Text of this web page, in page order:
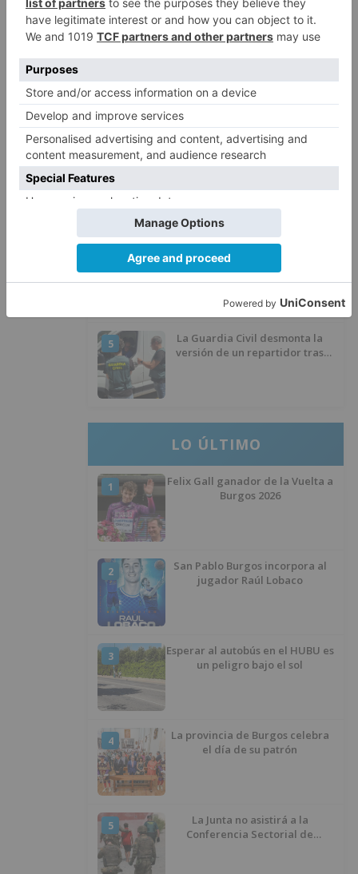
1
avisar otro conductor que se
había caído de la bicicleta
2
Villatoro da el primer paso para
dejar atrás su aislamiento con el
inicio de la senda peatonal y
ciclista
3
Un hombre de 80 años resulta
La provincia de Burgos celebra
el día de su patrón
5
La Guardia Civil desmonta la
versión de un repartidor tras
LO ÚLTIMO
1
Felix Gall ganador de la Vuelta a
Burgos 2026
2
San Pablo Burgos incorpora al
jugador Raúl Lobaco
3
Esperar al autobús en el HUBU es
un peligro bajo el sol
4
La provincia de Burgos celebra
el día de su patrón
5
La Junta no asistirá a la
Conferencia Sectorial de